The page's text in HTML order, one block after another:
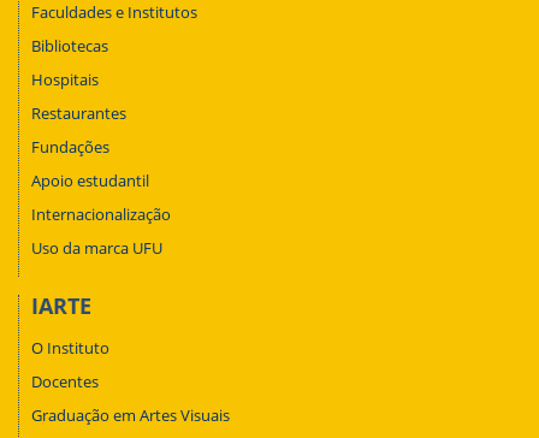
Faculdades e Institutos
Bibliotecas
Hospitais
Restaurantes
Fundações
Apoio estudantil
Internacionalização
Uso da marca UFU
IARTE
O Instituto
Docentes
Graduação em Artes Visuais